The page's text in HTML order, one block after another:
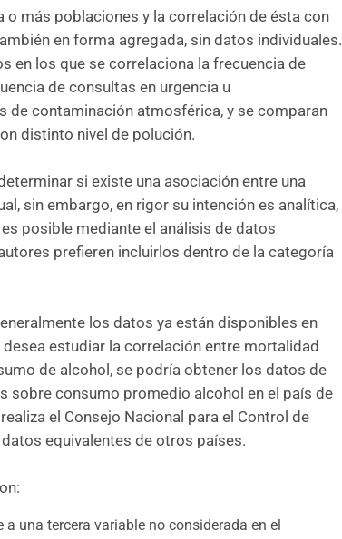
o más poblaciones y la correlación de ésta con
en forma agregada, sin datos individuales.
en los que se correlaciona la frecuencia de
de consultas en urgencia u
de contaminación atmosférica, y se comparan
distinto nivel de polución.
si existe una asociación entre una
sin embargo, en rigor su intención es analítica,
posible mediante el análisis de datos
prefieren incluirlos dentro de la categoría
los datos ya están disponibles en
estudiar la correlación entre mortalidad
de alcohol, se podría obtener los datos de
sobre consumo promedio alcohol en el país de
el Consejo Nacional para el Control de
equivalentes de otros países.
una tercera variable no considerada en el